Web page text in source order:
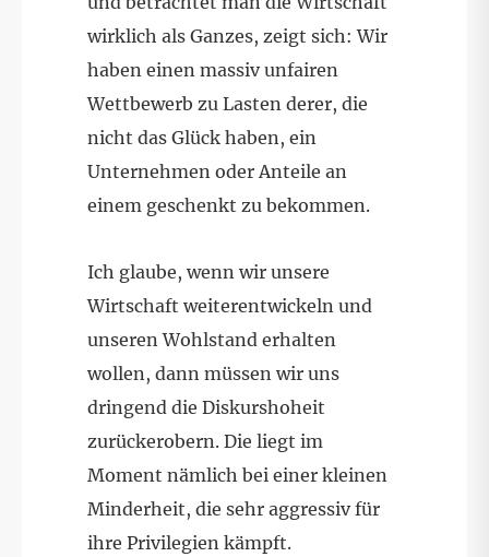
wirklich als Ganzes, zeigt sich: Wir
haben einen massiv unfairen
Wettbewerb zu Lasten derer, die
nicht das Glück haben, ein
Unternehmen oder Anteile an
einem geschenkt zu bekommen.
Ich glaube, wenn wir unsere
Wirtschaft weiterentwickeln und
unseren Wohlstand erhalten
wollen, dann müssen wir uns
dringend die Diskurshoheit
zurückerobern. Die liegt im
Moment nämlich bei einer kleinen
Minderheit, die sehr aggressiv für
ihre Privilegien kämpft.